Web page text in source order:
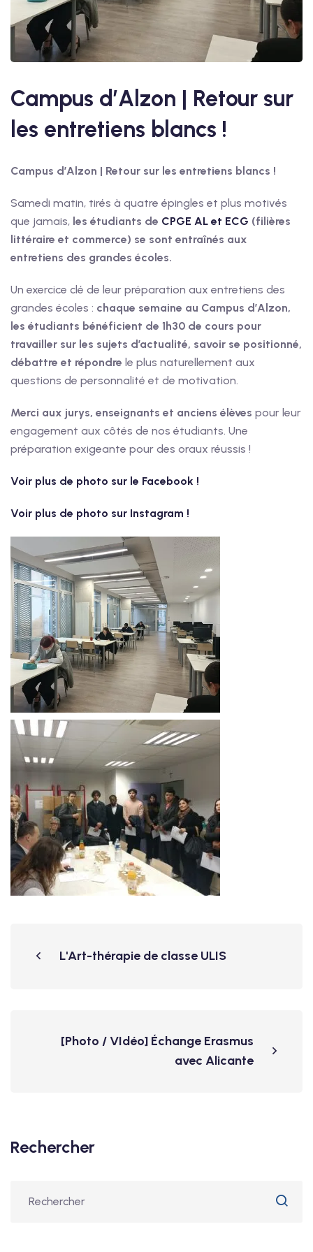
Campus d’Alzon | Retour sur
les entretiens blancs !
Campus d’Alzon | Retour sur les entretiens blancs !
Samedi matin, tirés à quatre épingles et plus motivés
que jamais, les étudiants de CPGE AL et ECG (filières
littéraire et commerce) se sont entraînés aux
entretiens des grandes écoles.
Un exercice clé de leur préparation aux entretiens des
grandes écoles : chaque semaine au Campus d’Alzon,
les étudiants bénéficient de 1h30 de cours pour
travailler sur les sujets d’actualité, savoir se positionné,
débattre et répondre le plus naturellement aux
questions de personnalité et de motivation.
Merci aux jurys, enseignants et anciens élèves pour leur
engagement aux côtés de nos étudiants. Une
préparation exigeante pour des oraux réussis !
Voir plus de photo sur le Facebook !
Voir plus de photo sur Instagram !
L'Art-thérapie de classe ULIS
[Photo / VIdéo] Échange Erasmus
avec Alicante
Rechercher